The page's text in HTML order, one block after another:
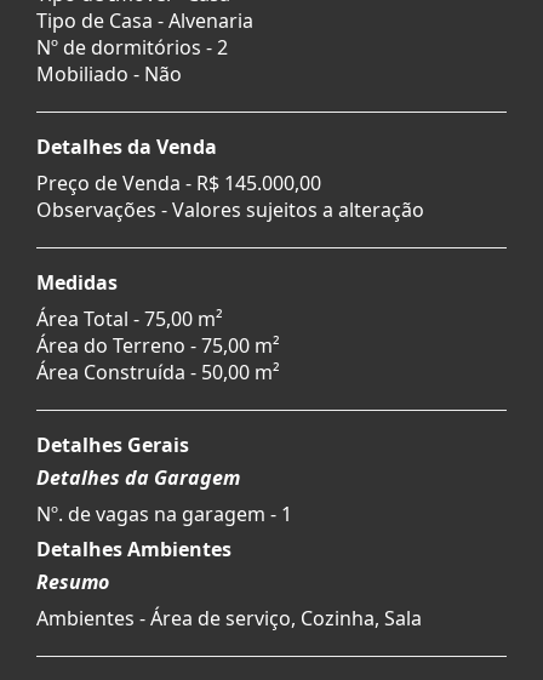
Tipo de Casa - Alvenaria
Nº de dormitórios - 2
Mobiliado - Não
Detalhes da Venda
Preço de Venda - R$ 145.000,00
Observações - Valores sujeitos a alteração
Medidas
Área Total - 75,00 m²
Área do Terreno - 75,00 m²
Área Construída - 50,00 m²
Detalhes Gerais
Detalhes da Garagem
Nº. de vagas na garagem - 1
Detalhes Ambientes
Resumo
Ambientes - Área de serviço, Cozinha, Sala